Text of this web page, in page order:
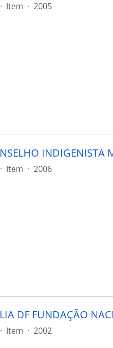
· Item · 2005
· Item · 2006
· Item · 2002